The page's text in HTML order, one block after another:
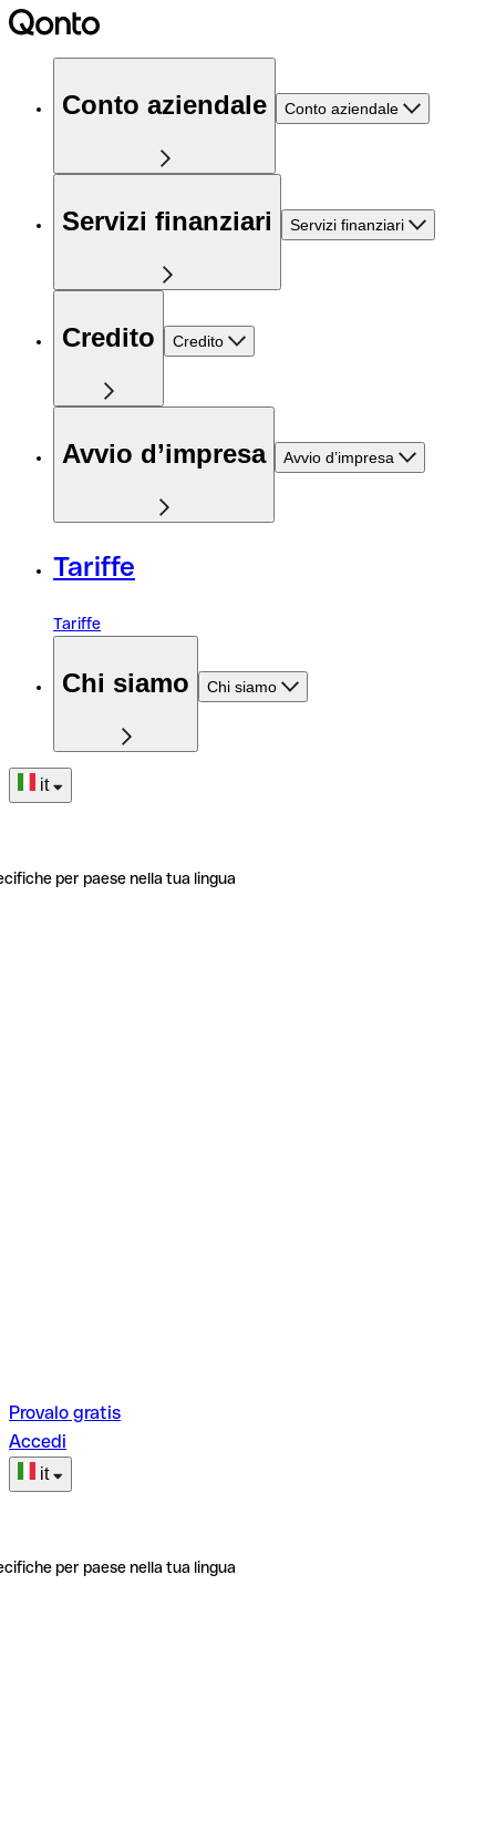
Conto aziendale Conto aziendale
Servizi finanziari Servizi finanziari
Credito Credito
Avvio d’impresa Avvio d’impresa
Tariffe
Tariffe
Chi siamo Chi siamo
it
per paese nella tua lingua
Provalo gratis
Accedi
it
per paese nella tua lingua